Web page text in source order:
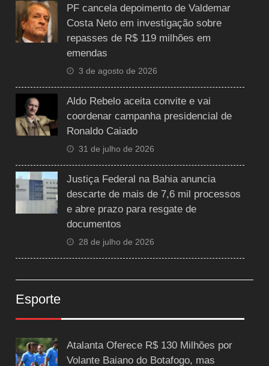
PF cancela depoimento de Valdemar
Costa Neto em investigação sobre
repasses de R$ 119 milhões em
emendas
3 de agosto de 2026
Aldo Rebelo aceita convite e vai
coordenar campanha presidencial de
Ronaldo Caiado
31 de julho de 2026
Justiça Federal na Bahia anuncia
descarte de mais de 7,6 mil processos
e abre prazo para resgate de
documentos
28 de julho de 2026
Esporte
Atalanta Oferece R$ 130 Milhões por
Volante Baiano do Botafogo, mas